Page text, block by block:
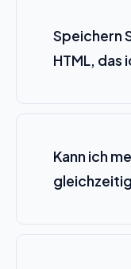
Speichern
HTML, das
Kann ich